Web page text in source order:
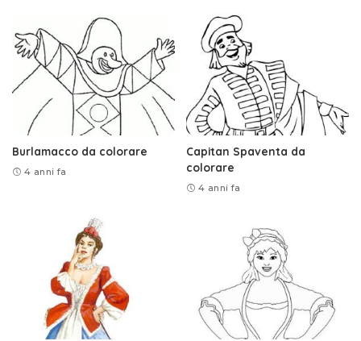
Burlamacco da colorare
4 anni fa
Capitan Spaventa da
colorare
4 anni fa